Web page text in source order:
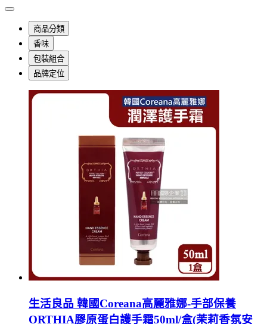
商品分類
香味
包裝組合
品牌定位
生活良品 韓國Coreana高麗雅娜-手部保養
ORTHIA膠原蛋白護手霜50ml/盒(茉莉香氛安